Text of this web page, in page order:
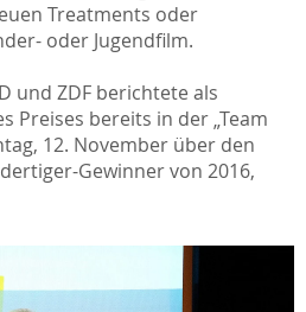
Treatments oder
oder Jugendfilm.
und ZDF berichtete als
Preises bereits in der „Team
12. November über den
Gewinner von 2016,